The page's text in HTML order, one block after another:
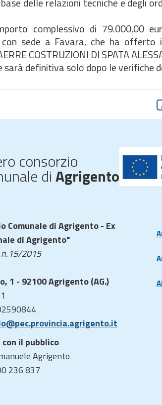
complessivo di 79.000,00
con sede a Favara, che ha
COSTRUZIONI DI SPATA
sarà definitiva solo dopo le
consorzio
diAgrigento
Comunale di Agrigento - Ex
di Agrigento"
n.15/2015
1 - 92100 Agrigento (AG.)
il pubblico
Agrigento
236 837